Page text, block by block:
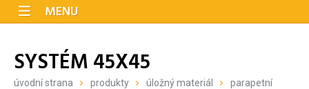
MENU
SYSTÉM 45X45
úvodní strana produkty úložný materiál
parapetní